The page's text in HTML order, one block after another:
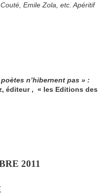
Emile Zola, etc. Apéritif
n’hibernent pas » :
éditeur , « les Editions des
2011